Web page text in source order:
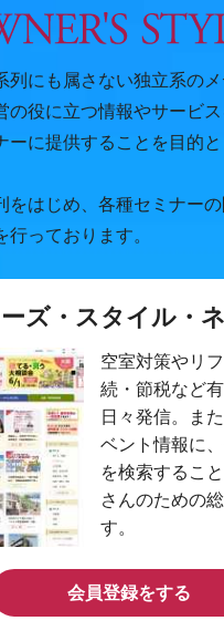
列にも属さない独立系の
の役に立つ情報やサービ
ーに提供することを目的
をはじめ、各種セミナー
行っております。
ズ・スタイル・
空室対策やリ
続・節税など
日々発信。ま
ベント情報に
を検索するこ
さんのための
す。
会員登録をする